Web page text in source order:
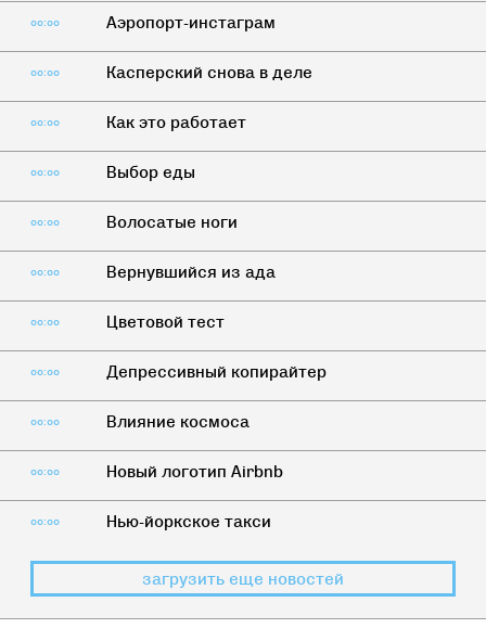
00:00 Аэропорт-инстаграм
00:00 Касперский снова в деле
00:00 Как это работает
00:00 Выбор еды
00:00 Волосатые ноги
00:00 Вернувшийся из ада
00:00 Цветовой тест
00:00 Депрессивный копирайтер
00:00 Влияние космоса
00:00 Новый логотип Airbnb
00:00 Нью-йоркское такси
загрузить еще новостей